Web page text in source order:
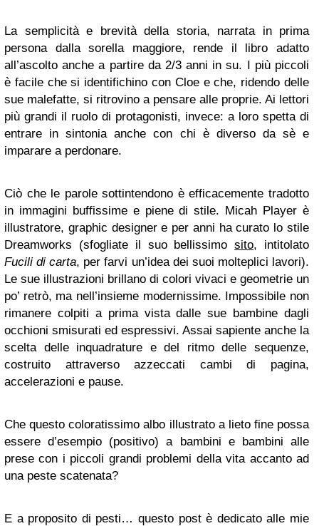
La semplicità e brevità della storia, narrata in prima
persona dalla sorella maggiore, rende il libro adatto
all’ascolto anche a partire da 2/3 anni in su. I più piccoli
è facile che si identifichino con Cloe e che, ridendo delle
sue malefatte, si ritrovino a pensare alle proprie. Ai lettori
più grandi il ruolo di protagonisti, invece: a loro spetta di
entrare in sintonia anche con chi è diverso da sè e
imparare a perdonare.
Ciò che le parole sottintendono è efficacemente tradotto
in immagini buffissime e piene di stile. Micah Player è
illustratore, graphic designer e per anni ha curato lo stile
Dreamworks (sfogliate il suo bellissimosito, intitolato
Fucili di carta, per farvi un’idea dei suoi molteplici lavori).
Le sue illustrazioni brillano di colori vivaci e geometrie un
po’ retrò, ma nell’insieme modernissime. Impossibile non
rimanere colpiti a prima vista dalle sue bambine dagli
occhioni smisurati ed espressivi. Assai sapiente anche la
scelta delle inquadrature e del ritmo delle sequenze,
costruito attraverso azzeccati cambi di pagina,
accelerazioni e pause.
Che questo coloratissimo albo illustrato a lieto fine possa
essere d’esempio (positivo) a bambini e bambini alle
prese con i piccoli grandi problemi della vita accanto ad
una peste scatenata?
E a proposito di pesti… questo post è dedicato alle mie